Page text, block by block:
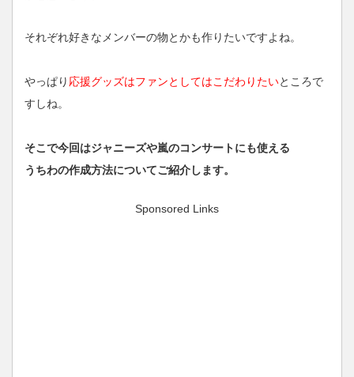
それぞれ好きなメンバーの物とかも作りたいですよね。
やっぱり 応援グッズはファンとしてはこだわりたいところで
すしね。
そこで今回はジャニーズや嵐のコンサートにも使える
うちわの作成方法についてご紹介します。
Sponsored Links